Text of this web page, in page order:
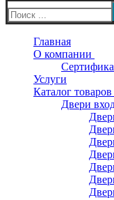
Искать:
Главная
О компании
Услуги
Каталог товаров
Двери